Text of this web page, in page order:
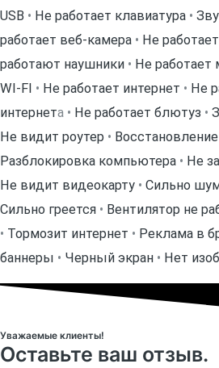
USB • Не работает клавиатура •
работает веб-камера • Не
работают наушники • Не
WI-FI • Не работает интернет • Не
интернета • Не работает блютуз •
Не видит роутер •
Разблокировка компьютера • Не
Не видит видеокарту • Сильно
Сильно греется • Вентилятор не
• Тормозит интернет • Реклама в
баннеры • Черный экран • Нет
Уважаемые клиенты!
Оставьте ваш отзыв.